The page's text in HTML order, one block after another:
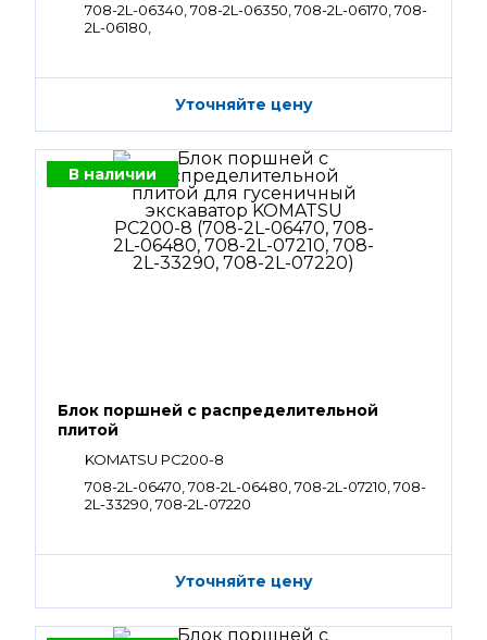
708-2L-06340, 708-2L-06350, 708-2L-06170, 708-
2L-06180,
Уточняйте цену
В наличии
Блок поршней c распределительной
плитой
KOMATSU PC200-8
708-2L-06470, 708-2L-06480, 708-2L-07210, 708-
2L-33290, 708-2L-07220
Уточняйте цену